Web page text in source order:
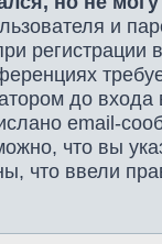
и
до
email-
что вы
что ввели